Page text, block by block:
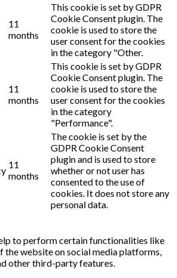
11
months
This cookie is set by GDPR
Cookie Consent plugin. The
cookie is used to store the
user consent for the cookies
in the category "Other.
11
months
This cookie is set by GDPR
Cookie Consent plugin. The
cookie is used to store the
user consent for the cookies
in the category
"Performance".
11
months
The cookie is set by the
GDPR Cookie Consent
plugin and is used to store
whether or not user has
consented to the use of
cookies. It does not store any
personal data.
to perform certain functionalities like
the website on social media platforms,
other third-party features.